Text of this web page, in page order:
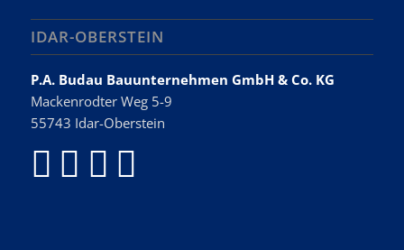
IDAR-OBERSTEIN
P.A. Budau Bauunternehmen GmbH & Co. KG
Mackenrodter Weg 5-9
55743 Idar-Oberstein